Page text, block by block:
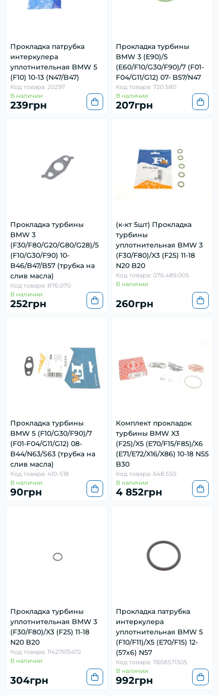
Прокладка патрубка
интеркулера
уплотнительная BMW 5
(F10) 10-13 (N47/B47)
Код товара: 20297
В наличии
239грн
Прокладка турбины
BMW 3 (E90)/5
(E60/F10/G30/F90)/7 (F01-
F04/G11/G12) 07- B57/N47
Код товара: 720.580
В наличии
207грн
Прокладка турбины
BMW 3
(F30/F80/G20/G80/G28)/5
(F10/G30/F90) 10-
B46/B47/B57 (трубка на
слив масла)
Код товара: 876.070
В наличии
252грн
(к-кт 5шт) Прокладка
турбины
уплотнительная BMW 3
(F30/F80)/X3 (F25) 11-18
N20 B20
Код товара: 076.489.005
В наличии
260грн
Прокладка турбины
BMW 5 (F10/G30/F90)/7
(F01-F04/G11/G12) 08-
B44/N63/S63 (трубка на
слив масла)
Код товара: 410-518
В наличии
90грн
Комплект прокладок
турбины BMW X3
(F25)/X5 (E70/F15/F85)/X6
(E71/E72/X16/X86) 10-18 N55
B30
Код товара: 648.550
В наличии
4 852грн
Прокладка турбины
уплотнительная BMW 3
(F30/F80)/X3 (F25) 11-18
N20 B20
Код товара: 11427615472
В наличии
304грн
Прокладка патрубка
интеркулера
уплотнительная BMW 5
(F10/F11)/X5 (E70/F15) 12-
(57x6) N57
Код товара: 11658571305
В наличии
992грн